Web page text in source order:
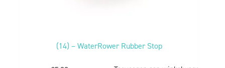
(14) – WaterRower Rubber Stop